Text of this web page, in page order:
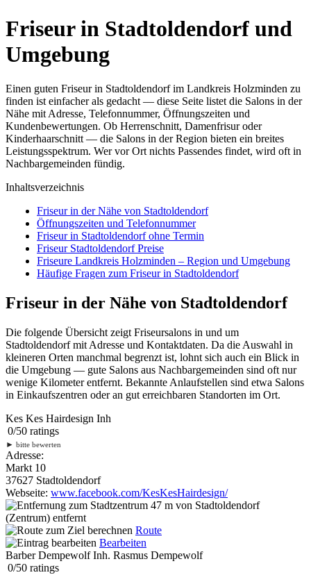
Friseur in Stadtoldendorf und
Umgebung
Einen guten Friseur in Stadtoldendorf im Landkreis Holzminden zu
finden ist einfacher als gedacht — diese Seite listet die Salons in der
Nähe mit Adresse, Telefonnummer, Öffnungszeiten und
Kundenbewertungen. Ob Herrenschnitt, Damenfrisur oder
Kinderhaarschnitt — die Salons in der Region bieten ein breites
Leistungsspektrum. Wer vor Ort nichts Passendes findet, wird oft in
Nachbargemeinden fündig.
Inhaltsverzeichnis
Friseur in der Nähe von Stadtoldendorf
Öffnungszeiten und Telefonnummer
Friseur in Stadtoldendorf ohne Termin
Friseur Stadtoldendorf Preise
Friseure Landkreis Holzminden – Region und Umgebung
Häufige Fragen zum Friseur in Stadtoldendorf
Friseur in der Nähe von Stadtoldendorf
Die folgende Übersicht zeigt Friseursalons in und um
Stadtoldendorf mit Adresse und Kontaktdaten. Da die Auswahl in
kleineren Orten manchmal begrenzt ist, lohnt sich auch ein Blick in
die Umgebung — gute Salons aus Nachbargemeinden sind oft nur
wenige Kilometer entfernt. Bekannte Anlaufstellen sind etwa Salons
in Einkaufszentren oder an gut erreichbaren Standorten im Ort.
Kes Kes Hairdesign Inh
0/50 ratings
► bitte bewerten
Adresse:
Markt 10
37627 Stadtoldendorf
Webseite: www.facebook.com/KesKesHairdesign/
47 m von Stadtoldendorf
(Zentrum) entfernt
Route
Bearbeiten
Barber Dempewolf Inh. Rasmus Dempewolf
0/50 ratings